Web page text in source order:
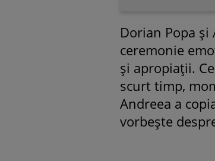
Dorian Popa
ceremonie
și apropiații.
scurt timp,
Andreea a
vorbește